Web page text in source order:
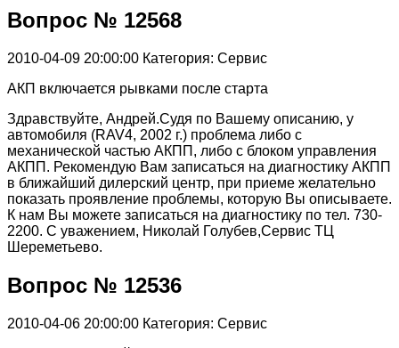
Вопрос № 12568
2010-04-09 20:00:00 Категория: Сервис
АКП включается рывками после старта
Здравствуйте, Андрей.Судя по Вашему описанию, у
автомобиля (RAV4, 2002 г.) проблема либо с
механической частью АКПП, либо с блоком управления
АКПП. Рекомендую Вам записаться на диагностику АКПП
в ближайший дилерский центр, при приеме желательно
показать проявление проблемы, которую Вы описываете.
К нам Вы можете записаться на диагностику по тел. 730-
2200. С уважением, Николай Голубев,Сервис ТЦ
Шереметьево.
Вопрос № 12536
2010-04-06 20:00:00 Категория: Сервис